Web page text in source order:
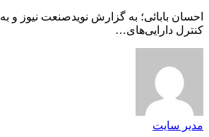
احسان بابائی؛ به گزارش نویدصنعت نیوز و به
کنترل دارایی‌های…
مدیر سایت